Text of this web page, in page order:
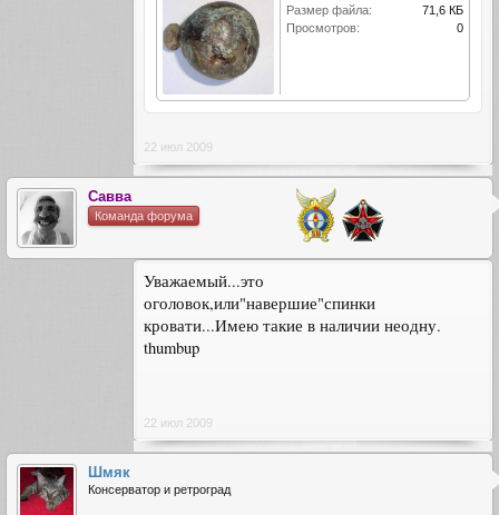
Размер файла:
71,6 КБ
Просмотров:
0
22 июл 2009
Савва
Команда форума
Уважаемый...это
оголовок,или"навершие"спинки
кровати...Имею такие в наличии неодну.
thumbup
22 июл 2009
Шмяк
Консерватор и ретроград